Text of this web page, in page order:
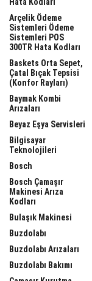
Arçelik Ödeme
Sistemleri Ödeme
Sistemleri POS
300TR Hata Kodları
Baskets Orta Sepet,
Çatal Bıçak Tepsisi
(Konfor Rayları)
Baymak Kombi
Arızaları
Beyaz Eşya Servisleri
Bilgisayar
Teknolojileri
Bosch
Bosch Çamaşır
Makinesi Arıza
Kodları
Bulaşık Makinesi
Buzdolabı
Buzdolabı Arızaları
Buzdolabı Bakımı